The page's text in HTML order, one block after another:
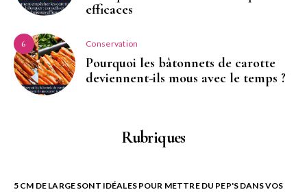
efficaces
6 Conservation
Pourquoi les bâtonnets de carotte
deviennent-ils mous avec le temps ?
Rubriques
5 CM DE LARGE SONT IDÉALES POUR METTRE DU PEP'S DANS VOS